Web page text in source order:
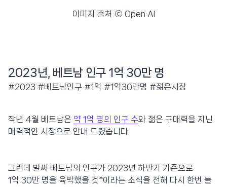
이미지 출처 ⓒ Open AI
2023년, 베트남 인구 1억 30만 명
#2023 #베트남인구 #1억 #1억30만명 #젊은시장
작년 4월 베트남은 약 1억 명의 인구 수와 젊은 구매력을 지닌
매력적인 시장으로 안내 드렸습니다.
그런데 벌써 베트남의 인구가 2023년 하반기 기준으로
1억 30만 명을 육박했을 것*이라는 소식을 전해 다시 한번 놀